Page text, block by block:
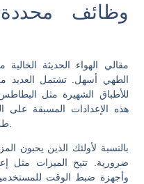
وظائف
مقالي الهواء الحديثة
الطهي أسهل. تشتمل العديد
للأطباق الشهيرة مثل
هذه الإعدادات المسبقة على
بالنسبة لأولئك الذين يحبون
ضرورية. تتيح الميزات مثل
وأجهزة ضبط الوقت